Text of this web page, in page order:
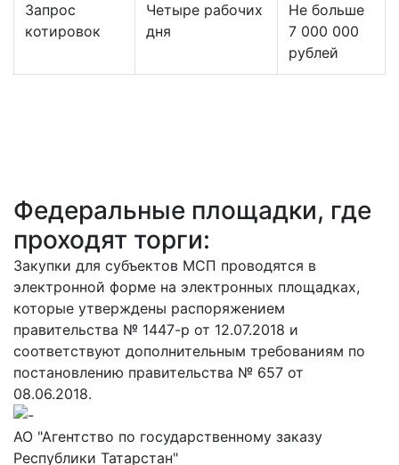
Запрос
котировок
Четыре рабочих
дня
Не больше
7 000 000
рублей
Федеральные площадки, где
проходят торги:
Закупки для субъектов МСП проводятся в
электронной форме на электронных площадках,
которые утверждены распоряжением
правительства № 1447-р от 12.07.2018 и
соответствуют дополнительным требованиям по
постановлению правительства № 657 от
08.06.2018.
АО "Агентство по государственному заказу
Республики Татарстан"